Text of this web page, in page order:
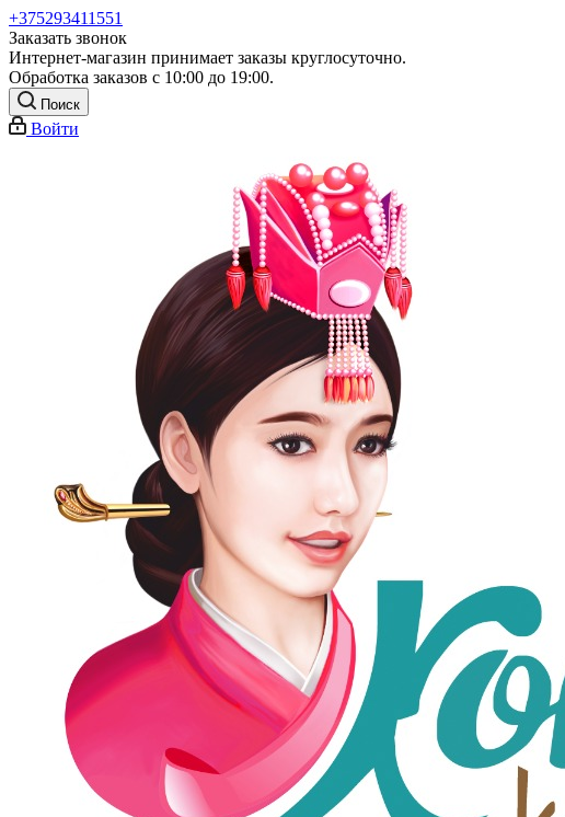
+375293411551
Заказать звонок
Интернет-магазин принимает заказы круглосуточно.
Обработка заказов с 10:00 до 19:00.
Поиск
Войти